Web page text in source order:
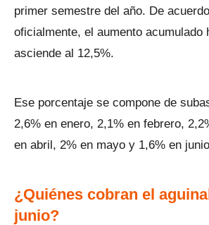
primer semestre del año. De
oficialmente, el aumento acumulado
asciende al 12,5%.
Ese porcentaje se compone de
2,6% en enero, 2,1% en febrero,
en abril, 2% en mayo y 1,6% en
¿Quiénes cobran el
junio?